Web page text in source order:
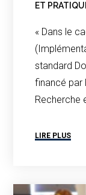
ET
« Dans le
standard
financé par
Recherche
LIRE PLUS